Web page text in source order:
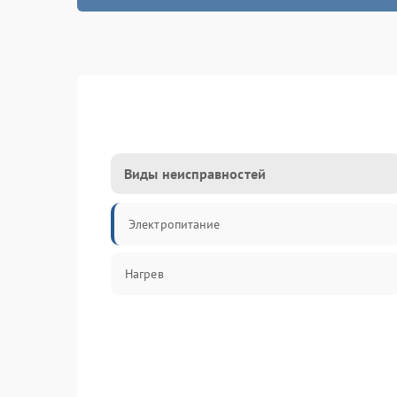
Виды неисправностей
Электропитание
Нагрев